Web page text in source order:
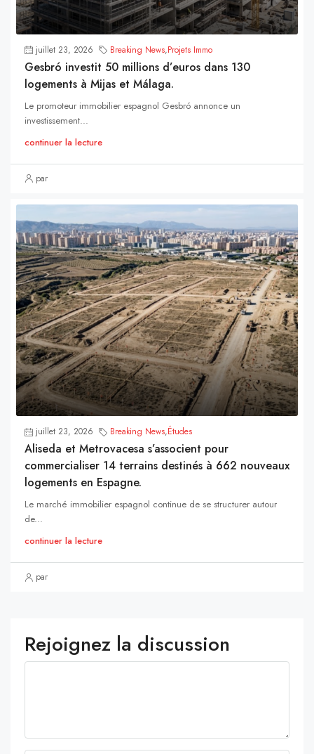
juillet 23, 2026 Breaking News,Projets Immo
Gesbró investit 50 millions d’euros dans 130
logements à Mijas et Málaga.
Le promoteur immobilier espagnol Gesbró annonce un
investissement...
continuer la lecture
par
juillet 23, 2026 Breaking News,Études
Aliseda et Metrovacesa s’associent pour
commercialiser 14 terrains destinés à 662 nouveaux
logements en Espagne.
Le marché immobilier espagnol continue de se structurer autour
de...
continuer la lecture
par
Rejoignez la discussion